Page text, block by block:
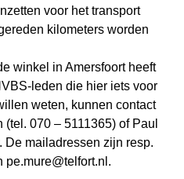
voor het transport
kilometers worden
winkel in Amersfoort heeft
leden die hier iets voor
weten, kunnen contact
070 – 5111365) of Paul
De mailadressen zijn resp.
pe.mure@telfort.nl.